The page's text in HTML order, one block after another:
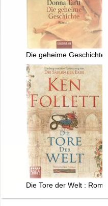
Die geheime Geschichte
Die Tore der Welt : Roman